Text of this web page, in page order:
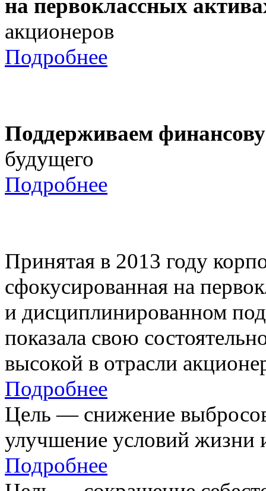
на первоклассных
акционеров
Подробнее
Поддерживаем
будущего
Подробнее
Принятая в 2013 году
сфокусированная на
и дисциплинированном
показала свою
высокой в отрасли
Подробнее
Цель — снижение
улучшение условий жизни
Подробнее